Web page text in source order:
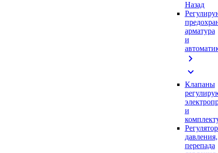
Назад
арматура
и
chevron_right
expand_more
Клапаны
и
давления,
перепада